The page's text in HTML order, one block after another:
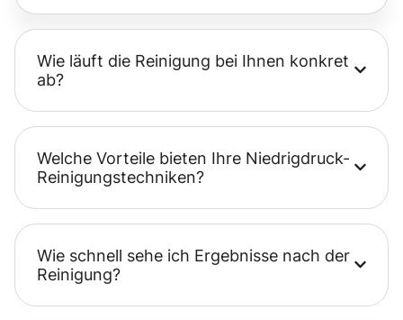
Wie läuft die Reinigung bei Ihnen konkret
ab?
Welche Vorteile bieten Ihre Niedrigdruck-
Reinigungstechniken?
Wie schnell sehe ich Ergebnisse nach der
Reinigung?